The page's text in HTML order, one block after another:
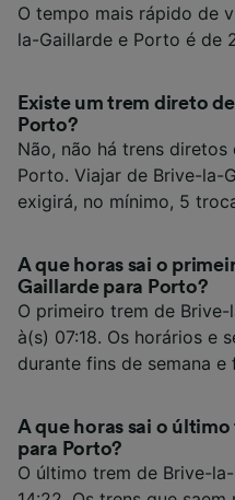
O tempo mais rápido de
la-Gaillarde e Porto é de
Existe um trem direto
Porto?
Não, não há trens
Porto. Viajar de Brive-la-
exigirá, no mínimo, 5
A que horas sai o
Gaillarde para Porto?
O primeiro trem de
à(s) 07:18. Os horários e
durante fins de semana e
A que horas sai o
para Porto?
O último trem de Brive-